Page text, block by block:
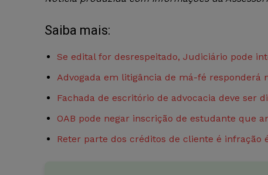
Saiba mais:
Se edital for desrespeitado, Judiciário pode
Advogada em litigância de má-fé responderá
Fachada de escritório de advocacia deve ser
OAB pode negar inscrição de estudante que
Reter parte dos créditos de cliente é infração